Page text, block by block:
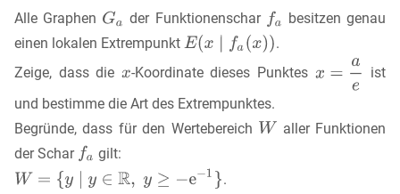
Alle Graphen der Funktionenschar
besitzen genau
einen lokalen Extrempunkt
.
Zeige, dass die
-Koordinate dieses Punktes
ist
und bestimme die Art des Extrempunktes.
Begründe, dass für den Wertebereich
aller Funktionen
der Schar
gilt:
.